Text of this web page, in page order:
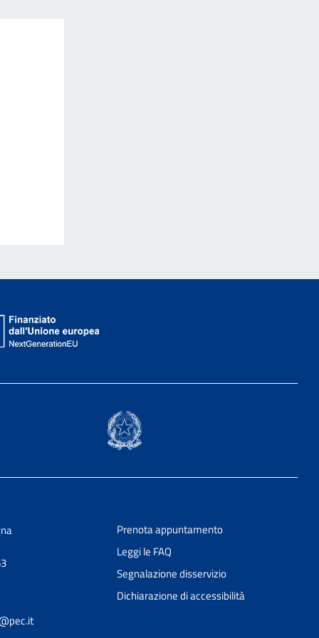
Prenota appuntamento
Leggi le FAQ
Segnalazione disservizio
Dichiarazione di accessibilità